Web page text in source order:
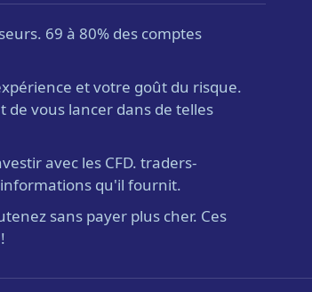
69 à 80% des comptes
et votre goût du risque.
de vous lancer dans de telles
avec les CFD. traders-
qu'il fournit.
sans payer plus cher. Ces